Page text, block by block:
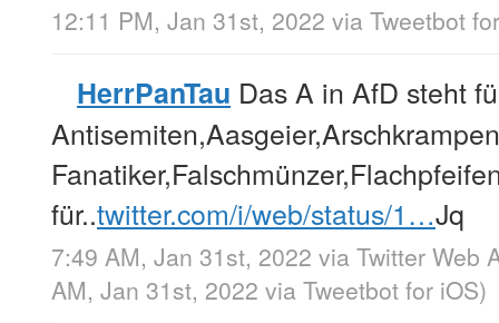
12:11 PM, Jan 31st, 2022 via Tweetbot
HerrPanTau Das A in AfD steht
für..twitter.com/i/web/status/1…Jq
7:49 AM, Jan 31st, 2022 via Twitter Web
AM, Jan 31st, 2022 via Tweetbot for iΟS)